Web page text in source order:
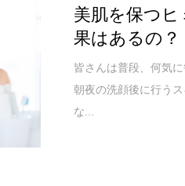
美肌を保つ
果はあるの？
皆さんは普段、何気
朝夜の洗顔後に行う
な...